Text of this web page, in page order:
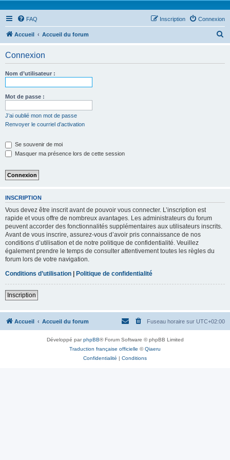
FAQ Connexion
Inscription
Accueil Accueil du forum
Connexion
Nom d’utilisateur :
Mot de passe :
J’ai oublié mon mot de passe
Renvoyer le courriel d’activation
Se souvenir de moi
Masquer ma présence lors de cette session
INSCRIPTION
Vous devez être inscrit avant de pouvoir vous connecter. L’inscription est
rapide et vous offre de nombreux avantages. Les administrateurs du forum
peuvent accorder des fonctionnalités supplémentaires aux utilisateurs inscrits.
Avant de vous inscrire, assurez-vous d’avoir pris connaissance de nos
conditions d’utilisation et de notre politique de confidentialité. Veuillez
également prendre le temps de consulter attentivement toutes les règles du
forum lors de votre navigation.
Conditions d’utilisation | Politique de confidentialité
Inscription
Accueil Accueil du forum Fuseau horaire sur UTC+02:00
Développé parphpBB® Forum Software © phpBB Limited
Traduction française officielle ©Qiaeru
Confidentialité | Conditions